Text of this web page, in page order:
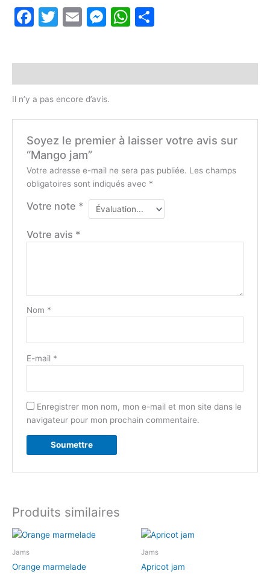
Facebook
Twitter
EmailMessenger
WhatsApp
Il n’y a pas encore d’avis.
Soyez le premier à laisser votre avis sur
“Mango jam”
Votre adresse e-mail ne sera pas publiée. Les champs
obligatoires sont indiqués avec *
Votre note *
Votre avis *
Nom *
E-mail *
Enregistrer mon nom, mon e-mail et mon site dans le
navigateur pour mon prochain commentaire.
Produits similaires
Jams
Orange marmelade
Jams
Apricot jam